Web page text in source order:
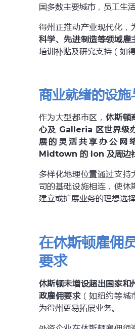
国多数主要城市，员工生
得州正推动产业现代化，
科学、先进制造等领域雇
培训补贴及研究支持（如
商业就绪的设
作为大型都市区，休斯顿
心及 Galleria 区世界级
展的灵活共享办公网
Midtown 的 Ion 及周边
多样化地理位置通过支持
司的基础设施相连，使休
建立或扩展业务的理想选择
在休斯顿雇佣
要求
休斯顿未增设超出国家和
政雇佣要求（如纽约等城
为得州更易拓展业务。